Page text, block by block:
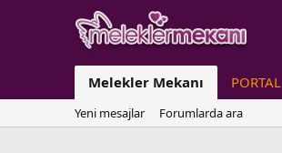
Melekler Mekanı PORTAL
Yeni mesajlar Forumlarda ara